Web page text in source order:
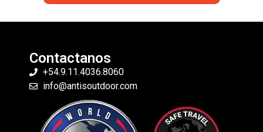
Contactanos
+54.9.11.4036.8060
info@antisoutdoor.com